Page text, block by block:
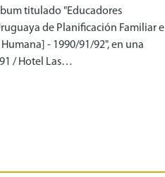
titulado "Educadores
de Planificación Familiar e
- 1990/91/92", en una
/ Hotel Las…